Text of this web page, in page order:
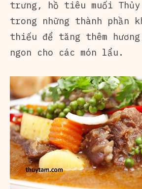
trưng, hồ tiêu muối Thủy
trong những thành phần
thiếu để tăng thêm
ngon cho các món lẩu.